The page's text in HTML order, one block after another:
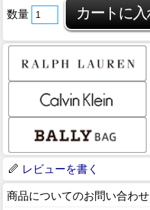
数量
レビューを書く
商品についてのお問い合わせ